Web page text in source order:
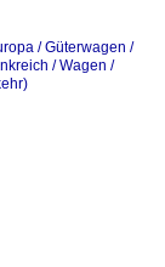
/ Güterwagen /
/ Wagen /